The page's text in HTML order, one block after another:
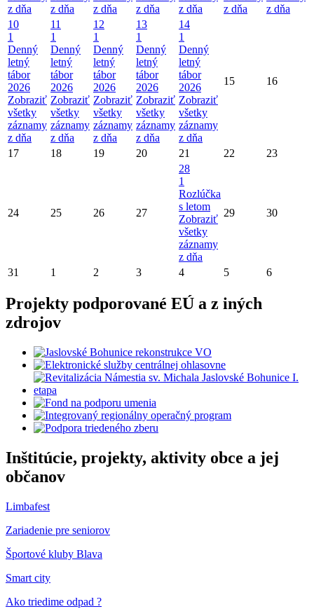
z dňa
z dňa
z dňa
z dňa
z dňa
z dňa
z dňa
10
1
Denný
letný
tábor
2026
Zobraziť
všetky
záznamy
z dňa
11
1
Denný
letný
tábor
2026
Zobraziť
všetky
záznamy
z dňa
12
1
Denný
letný
tábor
2026
Zobraziť
všetky
záznamy
z dňa
13
1
Denný
letný
tábor
2026
Zobraziť
všetky
záznamy
z dňa
14
1
Denný
letný
tábor
2026
Zobraziť
všetky
záznamy
z dňa
15 16
17 18 19 20 21 22 23
24 25 26 27
28
1
Rozlúčka
s letom
Zobraziť
všetky
záznamy
z dňa
29 30
31 1 2 3 4 5 6
Projekty podporované EÚ a z iných
zdrojov
Inštitúcie, projekty, aktivity obce a jej
občanov
Limbafest
Zariadenie pre seniorov
Športové kluby Blava
Smart city
Ako triedime odpad ?